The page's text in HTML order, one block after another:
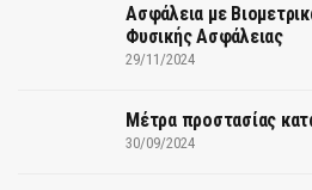
Ασφάλεια με
Φυσικής Ασφάλειας
29/11/2024
Μέτρα προστασίας
30/09/2024